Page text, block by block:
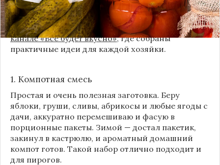
Сегодня я делюсь своими любимыми рецептами
без банок и долгих стерилизаций. Подробнее и с
пошаговыми инструкциями их можно найти на
канале «Все будет вкусно», где собраны
практичные идеи для каждой хозяйки.
1. Компотная смесь
Простая и очень полезная заготовка. Беру
яблоки, груши, сливы, абрикосы и любые ягоды с
дачи, аккуратно перемешиваю и фасую в
порционные пакеты. Зимой — достал пакетик,
закинул в кастрюлю, и ароматный домашний
компот готов. Такой набор отлично подходит и
для пирогов.